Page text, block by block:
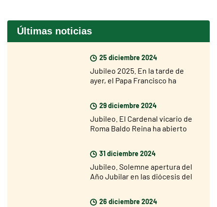
Últimas noticias
25 diciembre 2024
Jubileo 2025. En la tarde de
ayer, el Papa Francisco ha
29 diciembre 2024
Jubileo. El Cardenal vicario de
Roma Baldo Reina ha abierto
31 diciembre 2024
Jubileo. Solemne apertura del
Año Jubilar en las diócesis del
26 diciembre 2024